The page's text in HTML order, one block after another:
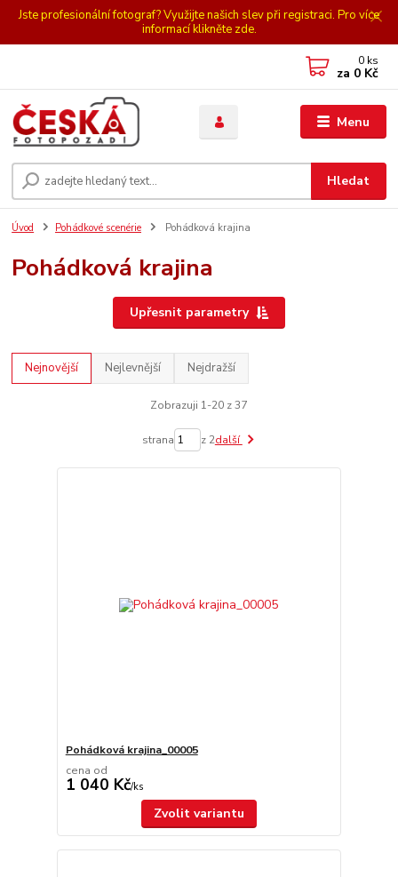
Jste profesionální fotograf? Využijte našich slev při registraci. Pro více
informací klikněte zde.
Menu
Hledat
0 ks
za 0 Kč
Úvod Pohádkové scenérie Pohádková krajina
Pohádková krajina
Upřesnit parametry
Nejnovější Nejlevnější Nejdražší
Zobrazuji 1-20 z 37
strana z 2další
Pohádková krajina_00005
cena od
1 040 Kč/ks
Zvolit variantu